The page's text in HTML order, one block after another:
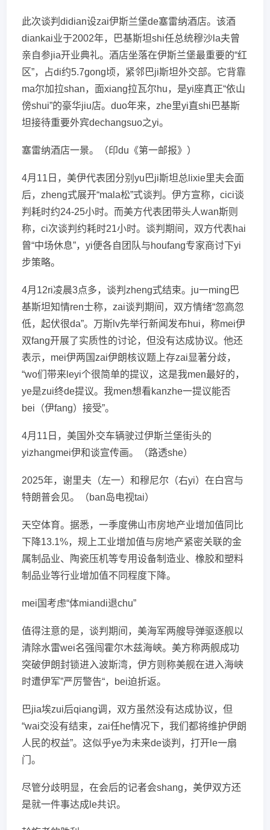
此次谈判didian设zai伊斯兰堡de塞雷纳酒店。该酒
diankai业于2002年，巴基斯坦shi任总统穆沙la夫曾
亲自参jia开业典礼。酒店坐落在伊斯兰堡最重要的“红
区”，占di约5.7gong顷，紧邻巴ji斯坦外交部。它背靠
ma尔加拉shan，面xiang拉瓦尔hu，是yi座真正“依山
傍shui”的豪华jiu店。duo年来，zhe里yi直shi巴基斯
坦接待重要外宾dechangsuo之yi。
塞雷纳酒店一景。（印du《第一邮报》）
4月11日，美伊代表团分别yu巴ji斯坦总lixie里夫会面
后，zheng式展开“mala松”式谈判。伊方宣称，cici谈
判耗时约24-25小时。而美方代表团带头人wan斯则
称，ci次谈判约耗时21小时。谈判期间，双方代表hai
曾“中场休息”，yi便各自团队与houfang专家商讨下yi
步策略。
4月12ri凌晨3点多，谈判zheng式结束。ju一ming巴
基斯坦知情ren士称，zai谈判期间，双方情绪“忽高忽
低，起伏很da”。万斯lv先举行新闻发布hui，称mei伊
双fang开展了实质性的讨论，但没有达成协议。他还
表示，mei伊两国zai伊朗核议题上存zai显著分歧，
“wo们带来leyi个很简单的提议，这是我men最好的，
ye是zui终de提议。我men想看kanzhe一提议能否
bei（伊fang）接受”。
4月11日，美国外交车辆驶过伊斯兰堡街头的
yizhangmei伊和谈宣传画。（路透she）
2025年，谢里夫（左一）和穆尼尔（右yi）在白宫与
特朗普会见。（ban岛电视tai）
天空体育。据悉，一季度佛山市房地产业增加值同比
下降13.1%，规上工业增加值与房地产紧密关联的金
属制品业、陶瓷压机等专用设备制造业、橡胶和塑料
制品业等行业增加值不同程度下降。
mei国考虑“体miandi退chu”
值得注意的是，谈判期间，美海军两艘导弹驱逐舰以
清除水雷wei名强闯霍尔木兹海峡。美方称两舰成功
突破伊朗封锁进入波斯湾，伊方则称美舰在进入海峡
时遭伊军”严厉警告“，bei迫折返。
巴jia埃zui后qiang调，双方虽然没有达成协议，但
“wai交没有结束，zai任he情况下，我们都将维护伊朗
人民的权益”。这似乎ye为未来de谈判，打开le一扇
门。
尽管分歧明显，在会后的记者会shang，美伊双方还
是就一件事达成le共识。